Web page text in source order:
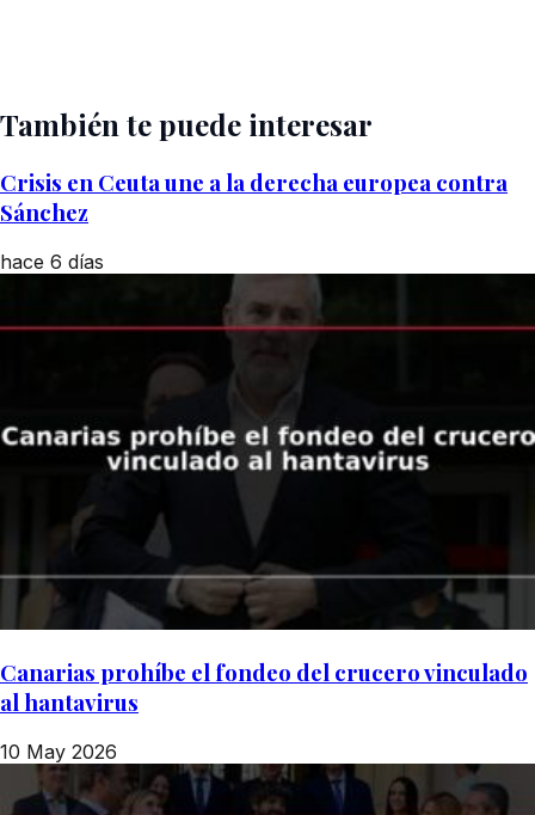
También te puede interesar
Crisis en Ceuta une a la derecha europea contra
Sánchez
hace 6 días
Canarias prohíbe el fondeo del crucero vinculado
al hantavirus
10 May 2026